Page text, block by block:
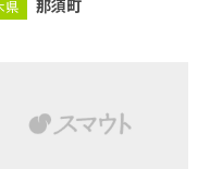
県 那須町